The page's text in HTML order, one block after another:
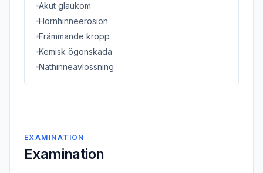
Akut glaukom
Hornhinneerosion
Främmande kropp
Kemisk ögonskada
Näthinneavlossning
EXAMINATION
Examination